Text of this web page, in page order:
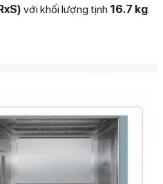
với khối lượng tịnh 16.7 kg